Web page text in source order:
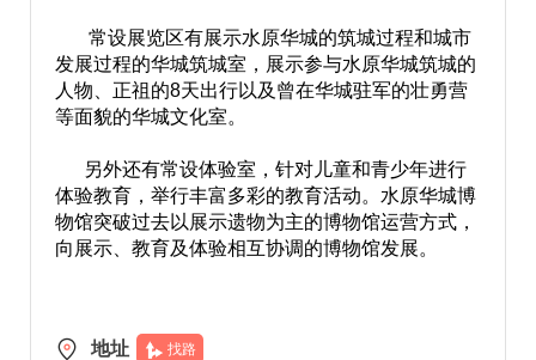
常设展览区有展示水原华城的筑城过程和城市
发展过程的华城筑城室，展示参与水原华城筑城的
人物、正祖的8天出行以及曾在华城驻军的壮勇营
等面貌的华城文化室。
另外还有常设体验室，针对儿童和青少年进行
体验教育，举行丰富多彩的教育活动。水原华城博
物馆突破过去以展示遗物为主的博物馆运营方式，
向展示、教育及体验相互协调的博物馆发展。
地址 找路